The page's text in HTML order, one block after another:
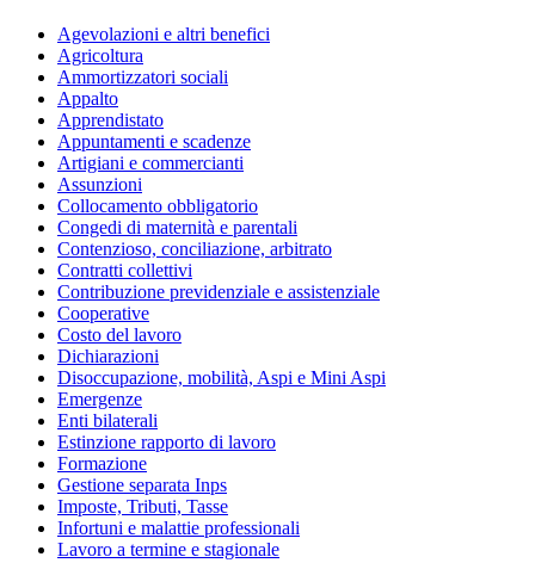
Agevolazioni e altri benefici
Agricoltura
Ammortizzatori sociali
Appalto
Apprendistato
Appuntamenti e scadenze
Artigiani e commercianti
Assunzioni
Collocamento obbligatorio
Congedi di maternità e parentali
Contenzioso, conciliazione, arbitrato
Contratti collettivi
Contribuzione previdenziale e assistenziale
Cooperative
Costo del lavoro
Dichiarazioni
Disoccupazione, mobilità, Aspi e Mini Aspi
Emergenze
Enti bilaterali
Estinzione rapporto di lavoro
Formazione
Gestione separata Inps
Imposte, Tributi, Tasse
Infortuni e malattie professionali
Lavoro a termine e stagionale